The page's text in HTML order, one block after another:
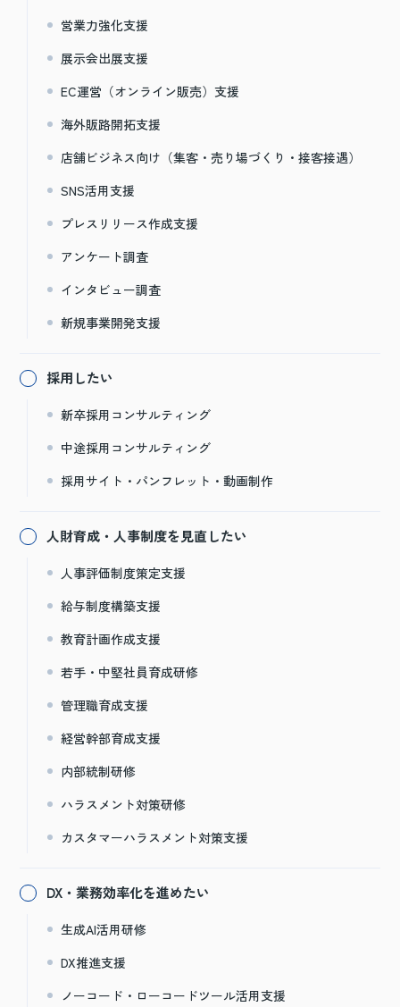
営業力強化支援
展示会出展支援
EC運営（オンライン販売）支援
海外販路開拓支援
店舗ビジネス向け（集客・売り場づくり・接客接遇）
SNS活用支援
プレスリリース作成支援
アンケート調査
インタビュー調査
新規事業開発支援
採用したい
新卒採用コンサルティング
中途採用コンサルティング
採用サイト・パンフレット・動画制作
人財育成・人事制度を見直したい
人事評価制度策定支援
給与制度構築支援
教育計画作成支援
若手・中堅社員育成研修
管理職育成支援
経営幹部育成支援
内部統制研修
ハラスメント対策研修
カスタマーハラスメント対策支援
DX・業務効率化を進めたい
生成AI活用研修
DX推進支援
ノーコード・ローコードツール活用支援